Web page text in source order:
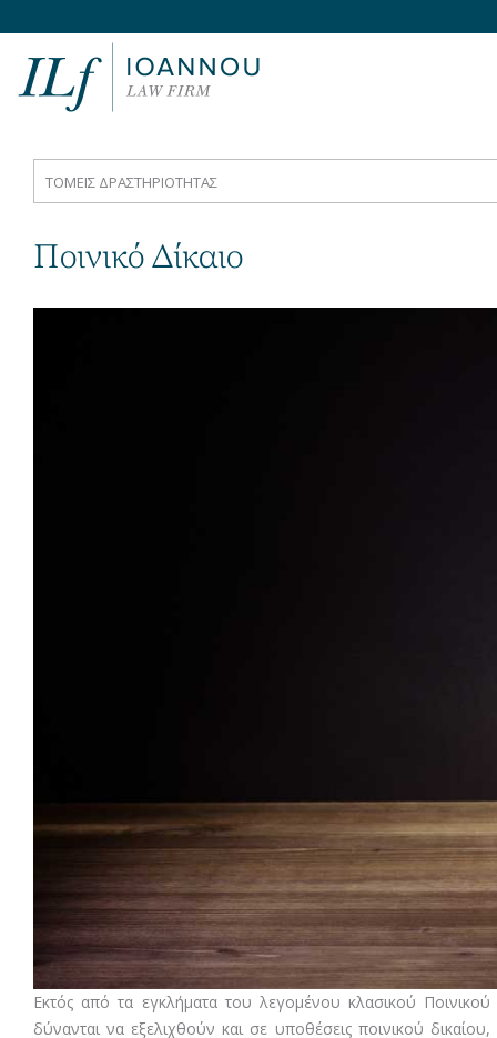
TOMEIΣ ΔΡΑΣΤΗΡΙΟΤΗΤΑΣ
Ποινικό Δίκαιο
Εκτός από τα εγκλήματα του λεγομένου κλασικού Ποινικού
δύνανται να εξελιχθούν και σε υποθέσεις ποινικού